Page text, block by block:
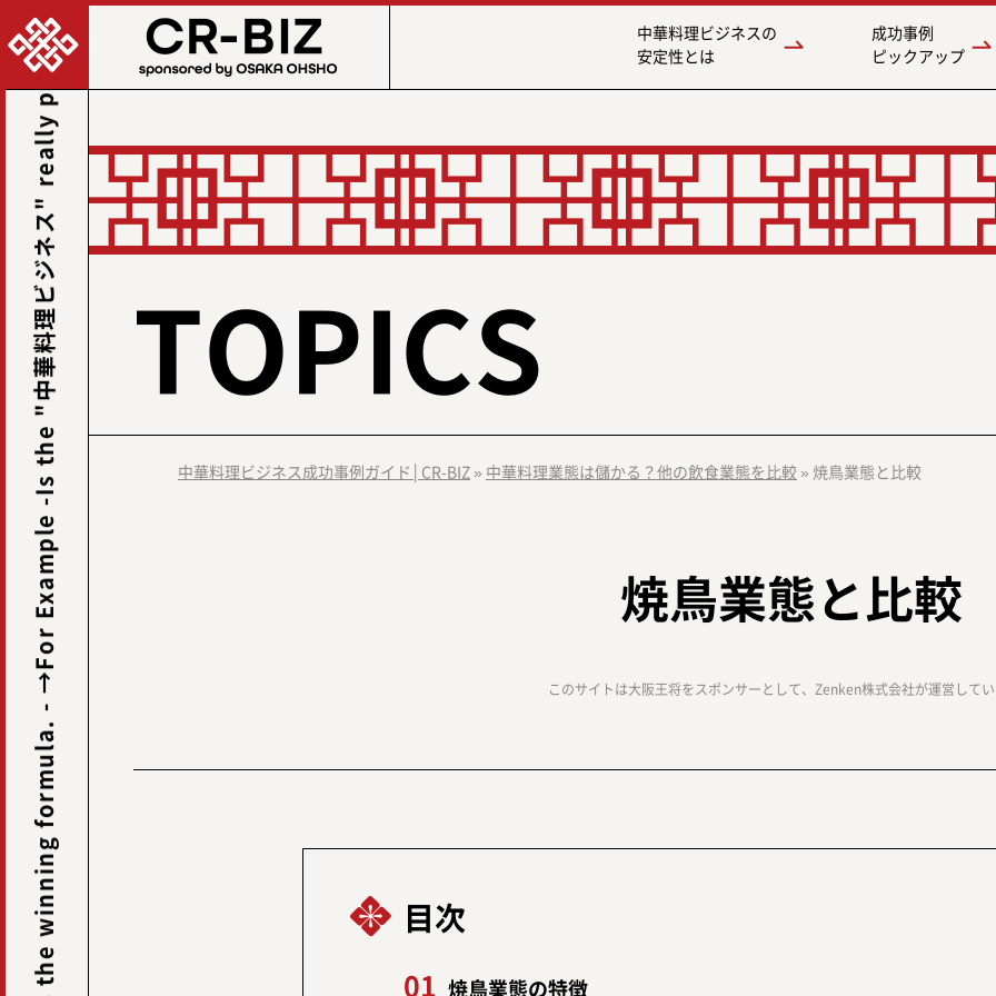
→For Example
-
中華料理ビジネスの
安定性とは
成功事例
ピックアップ
TOPICS
中華料理ビジネス成功事例ガイド│CR-BIZ » 中華料理業態は儲かる？他の飲食業態を比較 » 焼鳥業態と比較
焼鳥業態と比較
このサイトは大阪王将をスポンサーとして、Zenken株式会社が運営して
目次
焼鳥業態の特徴